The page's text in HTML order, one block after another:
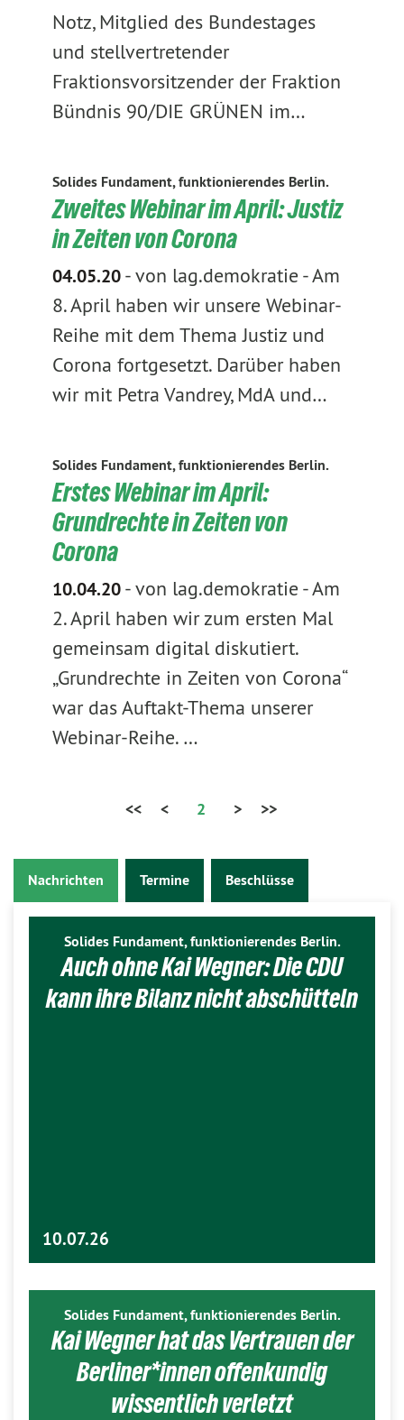
Notz, Mitglied des Bundestages
und stellvertretender
Fraktionsvorsitzender der Fraktion
Bündnis 90/DIE GRÜNEN im…
Solides Fundament, funktionierendes Berlin.
Zweites Webinar im April: Justiz
in Zeiten von Corona
04.05.20-von lag.demokratie -Am
8. April haben wir unsere Webinar-
Reihe mit dem Thema Justiz und
Corona fortgesetzt. Darüber haben
wir mit Petra Vandrey, MdA und…
Solides Fundament, funktionierendes Berlin.
Erstes Webinar im April:
Grundrechte in Zeiten von
Corona
10.04.20-von lag.demokratie -Am
2. April haben wir zum ersten Mal
gemeinsam digital diskutiert.
„Grundrechte in Zeiten von Corona“
war das Auftakt-Thema unserer
Webinar-Reihe. …
<< < 2 > >>
Nachrichten Termine Beschlüsse
Solides Fundament, funktionierendes Berlin.
Auch ohne Kai Wegner: Die CDU
kann ihre Bilanz nicht abschütteln
10.07.26
Solides Fundament, funktionierendes Berlin.
Kai Wegner hat das Vertrauen der
Berliner*innen offenkundig
wissentlich verletzt